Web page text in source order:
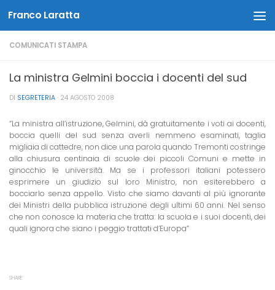
Salta al contenuto
Franco Laratta
COMUNICATI STAMPA
La ministra Gelmini boccia i docenti del sud
DI SEGRETERIA · 24 AGOSTO 2008
“La ministra all’istruzione, Gelmini, dà gratuitamente i voti ai docenti,
boccia quelli del sud senza averli nemmeno esaminati, taglia
migliaia di cattedre, non dice una parola quando Tremonti costringe
alla chiusura centinaia di scuole dei piccoli Comuni e mette in
ginocchio le università. Ma se i professori italiani potessero
esprimere un giudizio sul loro Ministro, non esiterebbero a
bocciarlo senza appello. Visto che siamo davanti al più ignorante
dei Ministri della pubblica istruzione degli ultimi 60 anni. Nel senso
che non conosce la materia che tratta: la scuola e i suoi docenti, dei
quali ignora che siano i peggio trattati d’Europa”
SHARE